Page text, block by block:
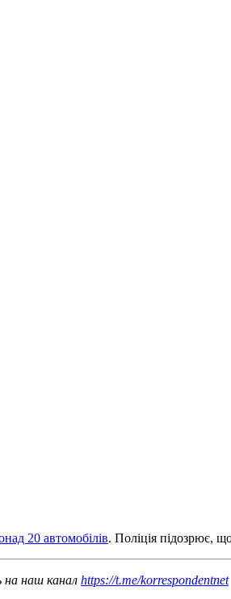
20 автомобілів. Поліція підозрює,
на наш канал https://t.me/korrespondentnet